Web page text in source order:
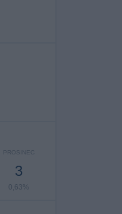
PROSINEC
3
0,63%